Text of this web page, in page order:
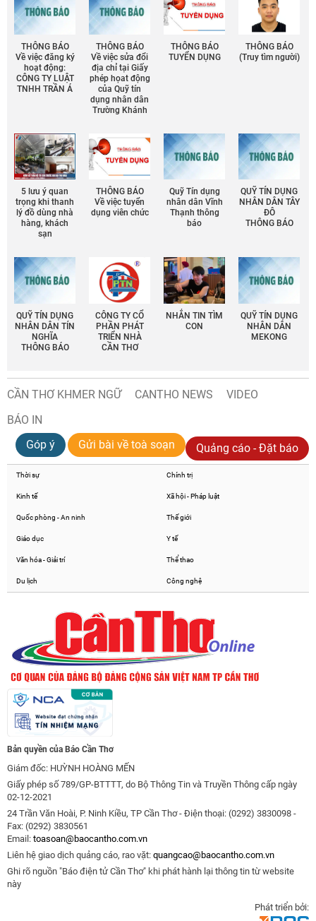
THÔNG BÁO
Về việc đăng ký
hoạt động:
CÔNG TY LUẬT
TNHH TRẦN Á
THÔNG BÁO
Về việc sửa đổi
địa chỉ tại Giấy
phép họat động
của Quỹ tín
dụng nhân dân
Trường Khánh
THÔNG BÁO
TUYỂN DỤNG
THÔNG BÁO
(Truy tìm người)
5 lưu ý quan
trọng khi thanh
lý đồ dùng nhà
hàng, khách
sạn
THÔNG BÁO
Về việc tuyển
dụng viên chức
Quỹ Tín dụng
nhân dân Vĩnh
Thạnh thông
báo
QUỸ TÍN DỤNG
NHÂN DÂN TÂY
ĐÔ
THÔNG BÁO
QUỸ TÍN DỤNG
NHÂN DÂN TÍN
NGHĨA
THÔNG BÁO
CÔNG TY CỔ
PHẦN PHÁT
TRIỂN NHÀ
CẦN THƠ
NHẮN TIN TÌM
CON
QUỸ TÍN DỤNG
NHÂN DÂN
MEKONG
CẦN THƠ KHMER NGỮ CANTHO NEWS
VIDEO
BÁO IN
Góp ý
Gửi bài về toà soạn Quảng cáo - Đặt báo
Thời sự Chính trị
Kinh tế Xã hội - Pháp luật
Quốc phòng - An ninh Thế giới
Giáo dục Y tế
Văn hóa - Giải trí Thể thao
Du lịch Công nghệ
Bản quyền của Báo Cần Thơ
Giám đốc: HUỲNH HOÀNG MẾN
Giấy phép số 789/GP-BTTTT, do Bộ Thông Tin và Truyền Thông cấp ngày
02-12-2021
24 Trần Văn Hoài, P. Ninh Kiều, TP Cần Thơ - Điện thoại: (0292) 3830098 -
Fax: (0292) 3830561
Email: toasoan@baocantho.com.vn
Liên hệ giao dịch quảng cáo, rao vặt: quangcao@baocantho.com.vn
Ghi rõ nguồn "Báo điện tử Cần Thơ" khi phát hành lại thông tin từ website
này
Phát triển bởi: